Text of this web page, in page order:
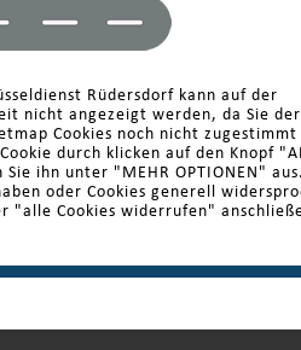
Rüdersdorf kann auf der
nicht angezeigt werden, da Sie der
Cookies noch nicht
durch klicken auf den Knopf
Sie ihn unter "MEHR OPTIONEN"
oder Cookies generell
"alle Cookies widerrufen"